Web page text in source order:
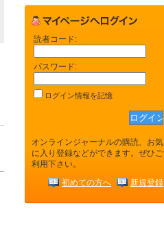
読者コード:
パスワード:
ログイン情報を記憶
オンラインジャーナルの購読、お気
に入り登録などができます。ぜひご
利用下さい。
初めての方へ 新規登録